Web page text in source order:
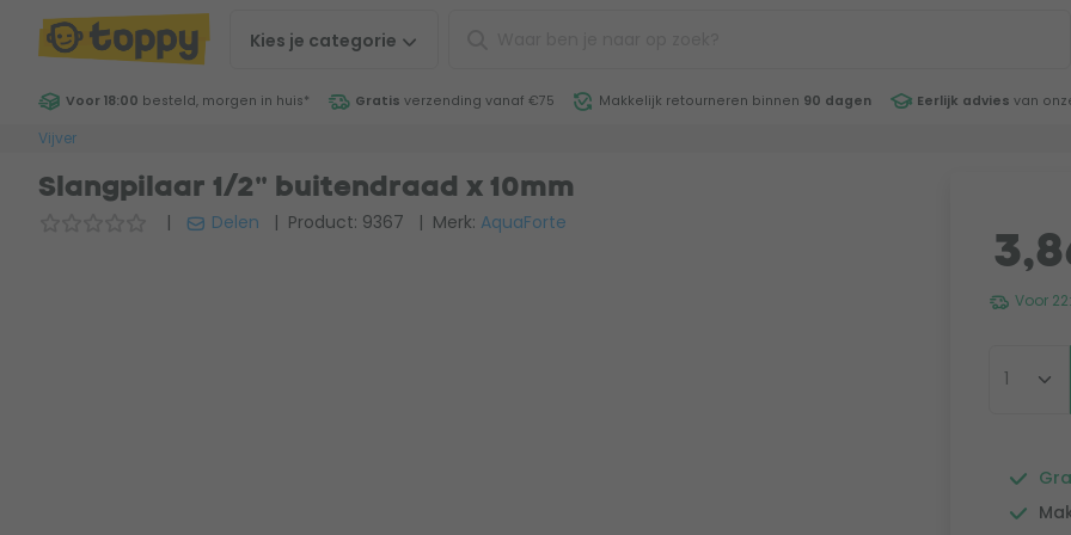
Kies je categorie
Voor 18:00 besteld, morgen in huis* Gratis verzending vanaf €75 Makkelijk retourneren binnen 90 dagen Eerlijk advies van
Vijver
Slangpilaar 1/2" buitendraad x 10mm
| Delen | Product: 9367 | Merk: AquaForte
Voor